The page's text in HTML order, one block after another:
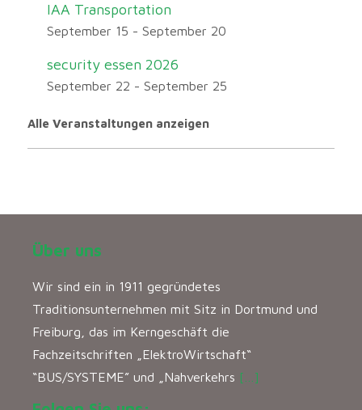
IAA Transportation
September 15 - September 20
security essen 2026
September 22 - September 25
Alle Veranstaltungen anzeigen
Über uns
Wir sind ein in 1911 gegründetes
Traditionsunternehmen mit Sitz in Dortmund und
Freiburg, das im Kerngeschäft die
Fachzeitschriften „ElektroWirtschaft“
“BUS/SYSTEME” und „Nahverkehrs […]